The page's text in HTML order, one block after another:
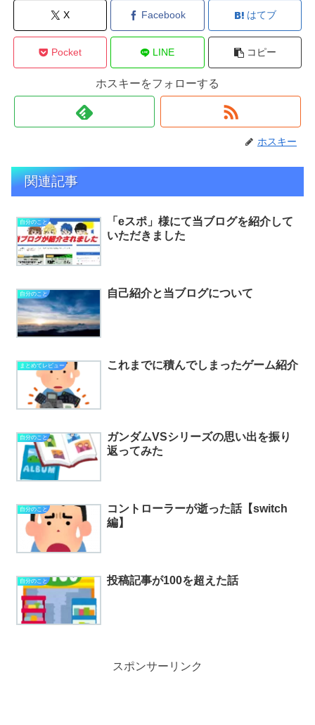
X Facebook はてブ
Pocket LINE コピー
ホスキーをフォローする
ホスキー
関連記事
自分のこと
「eスポ」様にて当ブログを紹介して
いただきました
自分のこと 自己紹介と当ブログについて
まとめてレビュー これまでに積んでしまったゲーム紹介
自分のこと
ガンダムVSシリーズの思い出を振り
返ってみた
自分のこと
コントローラーが逝った話【switch
編】
自分のこと 投稿記事が100を超えた話
スポンサーリンク